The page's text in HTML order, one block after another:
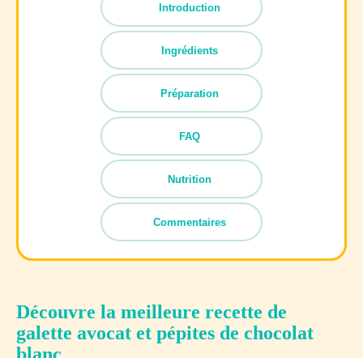
Introduction
Ingrédients
Préparation
FAQ
Nutrition
Commentaires
Découvre la meilleure recette de
galette avocat et pépites de chocolat
blanc